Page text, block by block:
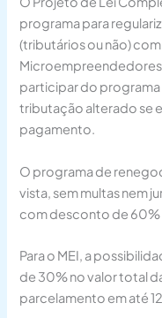
programa para
(tributários ou não)
Microempreendedores
participar do programa
tributação alterado se
pagamento.
O programa de
vista, sem multas nem
com desconto de 60%
Para o MEI, a
de 30% no valor total
parcelamento em até